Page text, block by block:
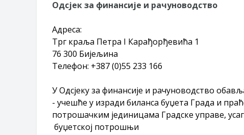
Обрасци захтјева за регресирано
Обавјештење за предузетника - Вера
Одсјек за финансије и рачуноводство
Адреса:
Трг краља Петра I Карађорђевића 1
76 300 Бијељина
Телефон: +387 (0)55 233 166
У Одсјеку за финансије и рачуноводство
- учешће у изради биланса буџета Града и
потрошачким јединицама Градске управе,
буџетској потрошњи